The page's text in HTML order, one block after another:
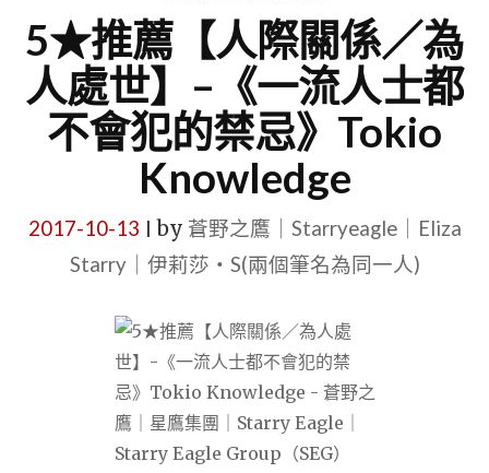
5★推薦【人際關係／為
人處世】–《一流人士都
不會犯的禁忌》Tokio
Knowledge
2017-10-13 by 蒼野之鷹｜Starryeagle｜Eliza
Starry｜伊莉莎・S(兩個筆名為同一人)